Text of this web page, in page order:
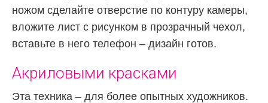
ножом сделайте отверстие по контуру камеры,
вложите лист с рисунком в прозрачный чехол,
вставьте в него телефон – дизайн готов.
Акриловыми красками
Эта техника – для более опытных художников.